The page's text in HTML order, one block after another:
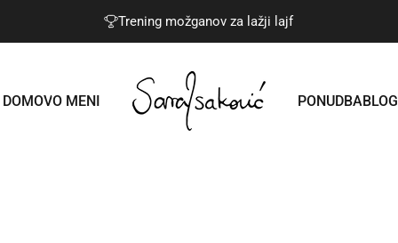
Trening možganov za lažji lajf
DOMOVO MENI Sara Isaković PONUDBABLOG